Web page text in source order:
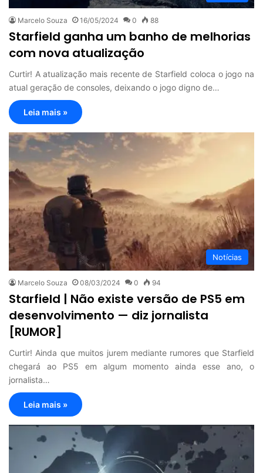
Marcelo Souza 16/05/2024 0 88
Starfield ganha um banho de melhorias
com nova atualização
Curtir! A atualização mais recente de Starfield coloca o jogo na
atual geração de consoles, deixando o jogo digno de…
Leia mais »
Notícias
Marcelo Souza 08/03/2024 0 94
Starfield | Não existe versão de PS5 em
desenvolvimento — diz jornalista
[RUMOR]
Curtir! Ainda que muitos jurem mediante rumores que Starfield
chegará ao PS5 em algum momento ainda esse ano, o
jornalista…
Leia mais »